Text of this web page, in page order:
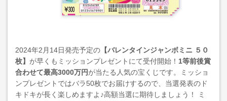
2024年2月14日発売予定の 【バレンタインジャンボミニ ５０
枚】 が早くもミッションプレゼントにて受付開始！ 1等前後賞
合わせて最高3000万円が当たる人気の宝くじです。ミッショ
ンプレゼントではバラ50枚でお届けするので、当選発表のド
キドキが長く楽しめますよ♪高額当選に期待しましょう！ ミ